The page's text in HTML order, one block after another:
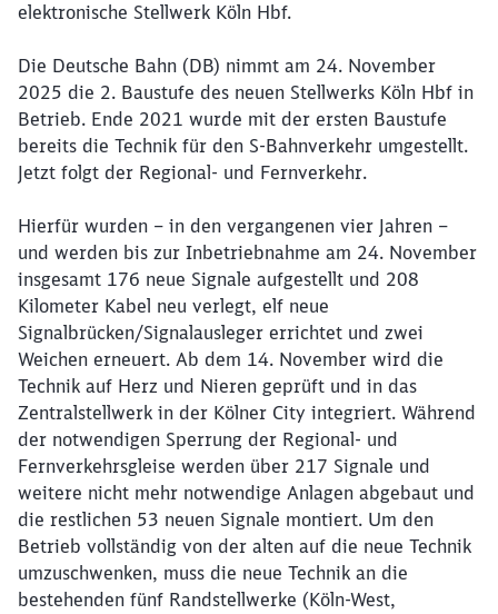
elektronische Stellwerk Köln Hbf.
Die Deutsche Bahn (DB) nimmt am 24. November
2025 die 2. Baustufe des neuen Stellwerks Köln Hbf in
Betrieb. Ende 2021 wurde mit der ersten Baustufe
bereits die Technik für den S-Bahnverkehr umgestellt.
Jetzt folgt der Regional- und Fernverkehr.
Hierfür wurden – in den vergangenen vier Jahren –
und werden bis zur Inbetriebnahme am 24. November
insgesamt 176 neue Signale aufgestellt und 208
Kilometer Kabel neu verlegt, elf neue
Signalbrücken/Signalausleger errichtet und zwei
Weichen erneuert. Ab dem 14. November wird die
Technik auf Herz und Nieren geprüft und in das
Zentralstellwerk in der Kölner City integriert. Während
der notwendigen Sperrung der Regional- und
Fernverkehrsgleise werden über 217 Signale und
weitere nicht mehr notwendige Anlagen abgebaut und
die restlichen 53 neuen Signale montiert. Um den
Betrieb vollständig von der alten auf die neue Technik
umzuschwenken, muss die neue Technik an die
bestehenden fünf Randstellwerke (Köln-West,